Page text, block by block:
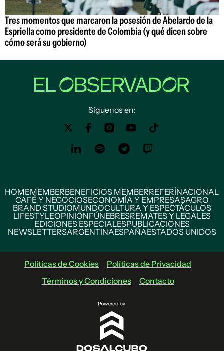
Tres momentos que marcaron la posesión de Abelardo de la
Espriella como presidente de Colombia (y qué dicen sobre
cómo será su gobierno)
Siguenos en:
HOMEMEMBERBENEFICIOS MEMBERREFERÍNACIONAL
CAFÉ Y NEGOCIOSECONOMÍA Y EMPRESASAGRO
BRAND STUDIOMUNDOCULTURA Y ESPECTÁCULOS
LIFESTYLEOPINIÓNFÚNEBRESREMATES Y LEGALES
EDICIONES ESPECIALESPUBLICACIONES
NEWSLETTERSARGENTINAESPAÑAESTADOS UNIDOS
Políticas de Cookies
Políticas de Privacidad
Términos y Condiciones
Contacto